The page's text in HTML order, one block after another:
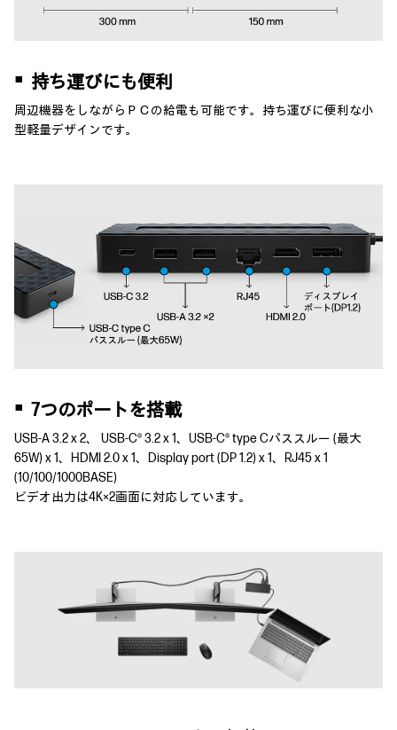
▪ 持ち運びにも便利
周辺機器をしながらＰＣの給電も可能です。持ち運びに便利な小
型軽量デザインです。
▪ 7つのポートを搭載
USB-A 3.2 x 2、 USB-C® 3.2 x 1、USB-C® type Cパススルー (最大
65W) x 1、HDMI 2.0 x 1、Display port (DP 1.2) x 1、RJ45 x 1
(10/100/1000BASE)
ビデオ出力は4K×2画面に対応しています。